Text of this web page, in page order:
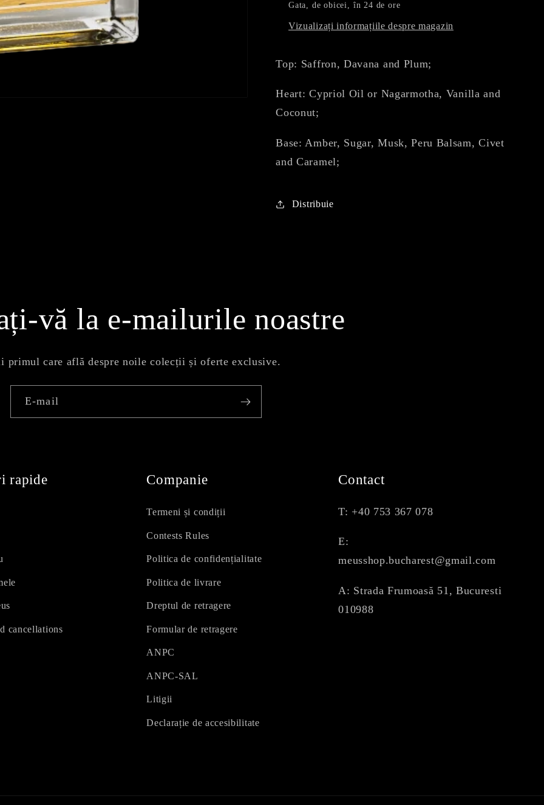
Gata, de obicei, în 24 de ore
Vizualizați informațiile despre magazin
Top: Saffron, Davana and Plum;
Heart: Cypriol Oil or Nagarmotha, Vanilla and
Coconut;
Base: Amber, Sugar, Musk, Peru Balsam, Civet
and Caramel;
Distribuie
vă la e-mailurile noastre
primul care află despre noile colecții și oferte exclusive.
E-mail
rapide
cancellations
Companie
Termeni și condiții
Contests Rules
Politica de confidențialitate
Politica de livrare
Dreptul de retragere
Formular de retragere
ANPC
ANPC-SAL
Litigii
Declarație de accesibilitate
Contact
T: +40 753 367 078
E:
meusshop.bucharest@gmail.com
A: Strada Frumoasă 51, Bucuresti
010988